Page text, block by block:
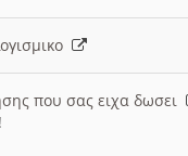
που σας ειχα δωσει